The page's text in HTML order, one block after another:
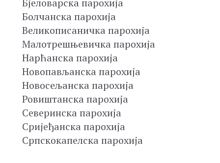
Болчанска парохија
Великописаничка парохија
Малотрешњевичка парохија
Нарћанска парохија
Новопављанска парохија
Новосељанска парохија
Ровиштанска парохија
Северинска парохија
Сријеђанска парохија
Српскокапелска парохија